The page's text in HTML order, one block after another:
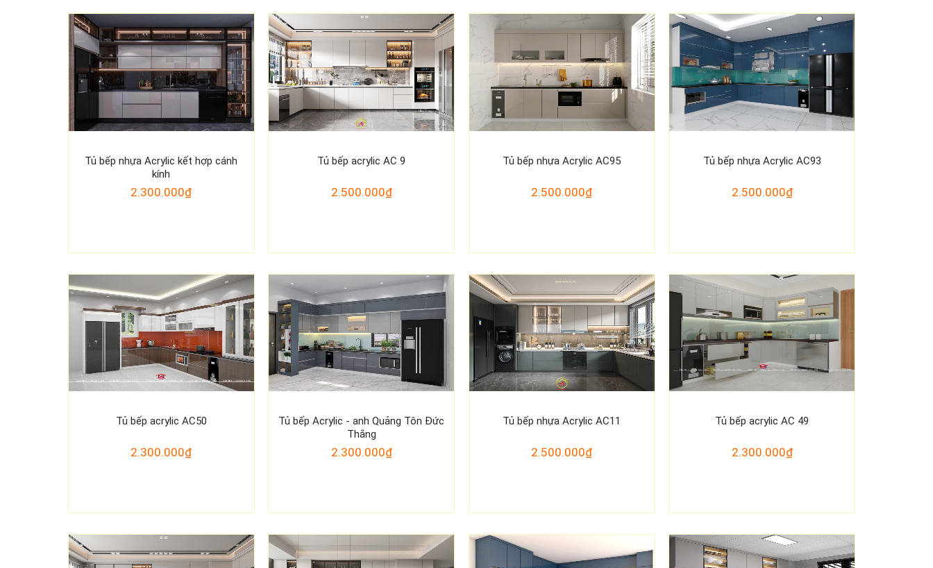
Tủ bếp nhựa Acrylic kết hợp cánh
kính
2.300.000₫
Tủ bếp acrylic AC 9
2.500.000₫
Tủ bếp nhựa Acrylic AC95
2.500.000₫
Tủ bếp nhựa Acrylic AC93
2.500.000₫
Tủ bếp acrylic AC50
2.300.000₫
Tủ bếp Acrylic - anh Quảng Tôn Đức
Thắng
2.300.000₫
Tủ bếp nhựa Acrylic AC11
2.500.000₫
Tủ bếp acrylic AC 49
2.300.000₫